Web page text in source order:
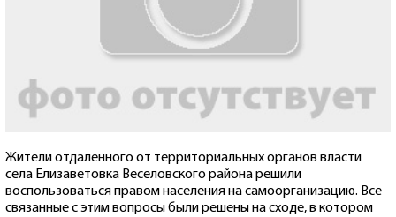
Жители отдаленного от территориальных органов власти
села Елизаветовка Веселовского района решили
воспользоваться правом населения на самоорганизацию. Все
связанные с этим вопросы были решены на сходе, в котором